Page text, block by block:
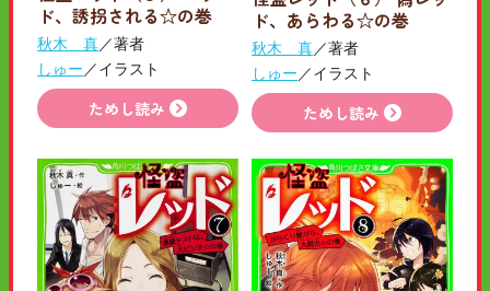
ド、誘拐される☆の巻
秋木 真／著者
しゅー ／イラスト
ためし読み
ド、あらわる☆の巻
秋木 真／著者
しゅー ／イラスト
ためし読み